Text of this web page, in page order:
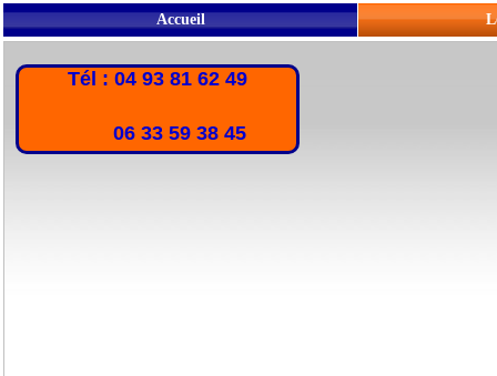
Accueil
Tél : 04 93 81 62 49
06 33 59 38 45